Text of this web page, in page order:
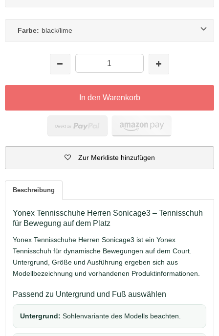
Farbe: black/lime
In den Warenkorb
Zur Merkliste hinzufügen
Beschreibung
Yonex Tennisschuhe Herren Sonicage3 – Tennisschuh
für Bewegung auf dem Platz
Yonex Tennisschuhe Herren Sonicage3 ist ein Yonex
Tennisschuh für dynamische Bewegungen auf dem Court.
Untergrund, Größe und Ausführung ergeben sich aus
Modellbezeichnung und vorhandenen Produktinformationen.
Passend zu Untergrund und Fuß auswählen
Untergrund: Sohlenvariante des Modells beachten.